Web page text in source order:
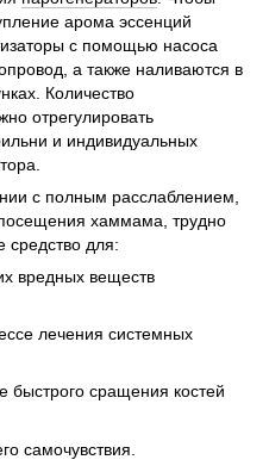
арома эссенций
с помощью насоса
а также наливаются в
Количество
отрегулировать
и индивидуальных
с полным расслаблением,
хаммама, трудно
средство для:
вредных веществ
лечения системных
быстрого сращения костей
самочувствия.